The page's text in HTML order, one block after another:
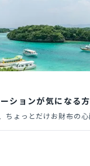
ションが気になる
ちょっとだけお財布の
うか。でも大丈夫。こ
ながら、仕事もバッチリ